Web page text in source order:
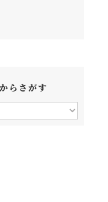
らさがす